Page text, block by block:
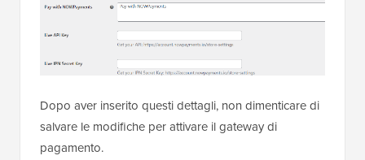
Dopo aver inserito questi dettagli, non dimenticare di
salvare le modifiche per attivare il gateway di
pagamento.